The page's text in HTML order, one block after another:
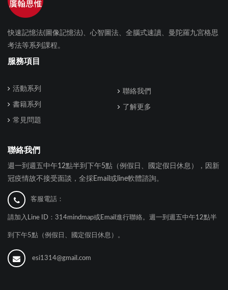
快速記憶法(圖像記憶法)、心智圖法、全腦式速讀、曼陀羅九宮格思
考法等系列課程。
服務項目
活動系列
書籍系列
常見問題
聯絡我們
了解更多
聯絡我們
週一到週五中午12點半到下午5點（例假日、國定假日休息），因新
冠疫情故不接受面談，全採Email或line軟體諮詢。
客服電話：
請加入Line ID：314mindmap或Email進行聯絡。週一到週五中午12點半
到下午5點（例假日、國定假日休息）。
esi1314@gmail.com